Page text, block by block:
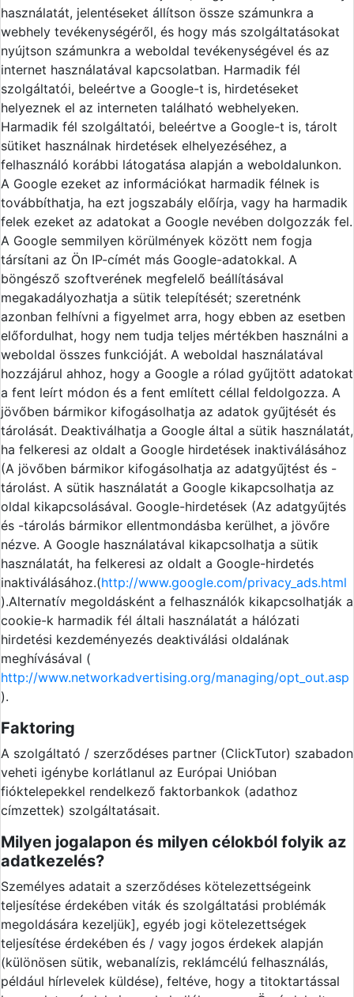
használatát, jelentéseket állítson össze számunkra a
webhely tevékenységéről, és hogy más szolgáltatásokat
nyújtson számunkra a weboldal tevékenységével és az
internet használatával kapcsolatban. Harmadik fél
szolgáltatói, beleértve a Google-t is, hirdetéseket
helyeznek el az interneten található webhelyeken.
Harmadik fél szolgáltatói, beleértve a Google-t is, tárolt
sütiket használnak hirdetések elhelyezéséhez, a
felhasználó korábbi látogatása alapján a weboldalunkon.
A Google ezeket az információkat harmadik félnek is
továbbíthatja, ha ezt jogszabály előírja, vagy ha harmadik
felek ezeket az adatokat a Google nevében dolgozzák fel.
A Google semmilyen körülmények között nem fogja
társítani az Ön IP-címét más Google-adatokkal. A
böngésző szoftverének megfelelő beállításával
megakadályozhatja a sütik telepítését; szeretnénk
azonban felhívni a figyelmet arra, hogy ebben az esetben
előfordulhat, hogy nem tudja teljes mértékben használni a
weboldal összes funkcióját. A weboldal használatával
hozzájárul ahhoz, hogy a Google a rólad gyűjtött adatokat
a fent leírt módon és a fent említett céllal feldolgozza. A
jövőben bármikor kifogásolhatja az adatok gyűjtését és
tárolását. Deaktiválhatja a Google által a sütik használatát,
ha felkeresi az oldalt a Google hirdetések inaktiválásához
(A jövőben bármikor kifogásolhatja az adatgyűjtést és -
tárolást. A sütik használatát a Google kikapcsolhatja az
oldal kikapcsolásával. Google-hirdetések (Az adatgyűjtés
és -tárolás bármikor ellentmondásba kerülhet, a jövőre
nézve. A Google használatával kikapcsolhatja a sütik
használatát, ha felkeresi az oldalt a Google-hirdetés
inaktiválásához.(http://www.google.com/privacy_ads.html
).Alternatív megoldásként a felhasználók kikapcsolhatják a
cookie-k harmadik fél általi használatát a hálózati
hirdetési kezdeményezés deaktiválási oldalának
meghívásával (
http://www.networkadvertising.org/managing/opt_out.asp
).
Faktoring
A szolgáltató / szerződéses partner (ClickTutor) szabadon
veheti igénybe korlátlanul az Európai Unióban
fióktelepekkel rendelkező faktorbankok (adathoz
címzettek) szolgáltatásait.
Milyen jogalapon és milyen célokból folyik az
adatkezelés?
Személyes adatait a szerződéses kötelezettségeink
teljesítése érdekében viták és szolgáltatási problémák
megoldására kezeljük], egyéb jogi kötelezettségek
teljesítése érdekében és / vagy jogos érdekek alapján
(különösen sütik, webanalízis, reklámcélú felhasználás,
például hírlevelek küldése), feltéve, hogy a titoktartással